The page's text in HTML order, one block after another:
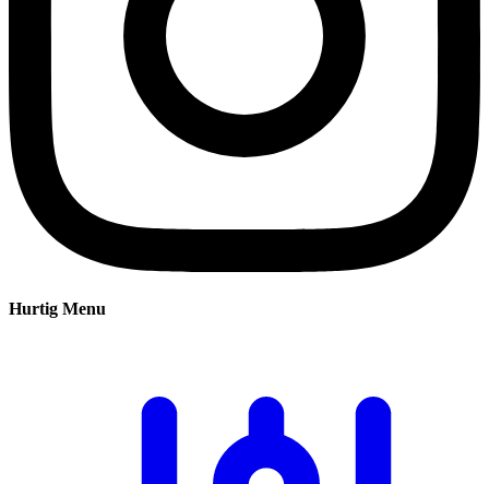
Hurtig Menu